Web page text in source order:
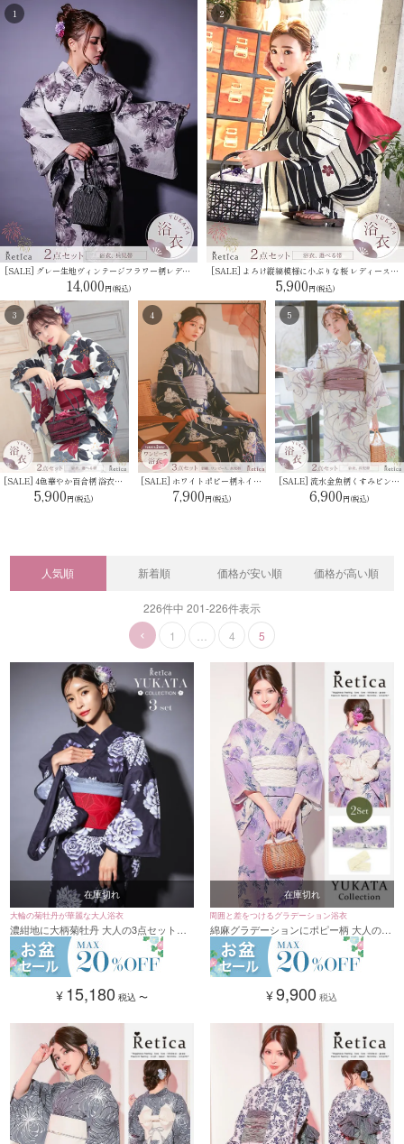
[SALE] グレー生地ヴィンテージフラワー柄レディース浴衣2点セット(浴衣＋兵児帯)
14,000
[SALE] よろけ縦縞模様に小ぶりな桜 レディース 浴衣2点セット(浴衣＋平帯or作り帯)
5,900
[SALE] 4色華やか百合柄 浴衣2点セット (浴衣＋選べる作り帯/平帯）
5,900
[SALE] ホワイトポピー柄ネイビー生地 2wayワンピース浴衣 3点セット（羽織＋キャミワンピ＋兵児帯）
7,900
[SALE] 流水金魚柄くすみピンク生成地大人可愛い2点セットレディース浴衣 (浴衣+兵児帯)
6,900
人気順 新着順 価格が安い順 価格が高い順
226件中 201-226件表示
1
4 5
在庫切れ
大輪の菊牡丹が華麗な大人浴衣
濃紺地に大柄菊牡丹 大人の3点セットレ
ディース浴衣(浴衣+平帯or作り帯+下駄)
¥ 15,180 税込 〜
在庫切れ
周囲と差をつけるグラデーション浴衣
綿麻グラデーションにポピー柄 大人の2
点セットレディース浴衣(浴衣+兵児帯)
¥9,900 税込